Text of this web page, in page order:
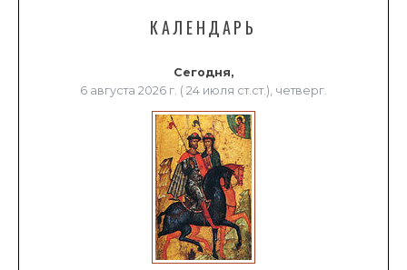
КАЛЕНДАРЬ
Сегодня,
6 августа 2026 г. ( 24 июля ст.ст.), четверг.